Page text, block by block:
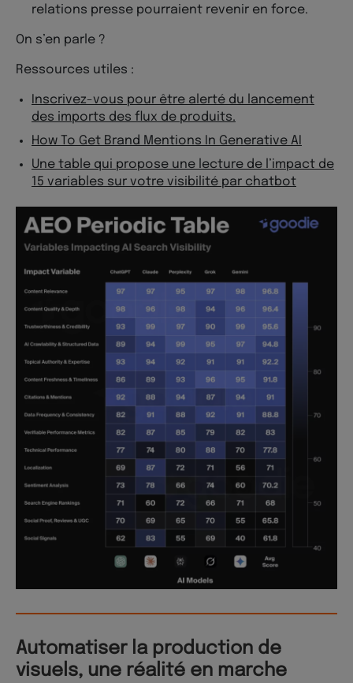
relations presse pourraient revenir en force.
On s’en parle ?
Ressources utiles :
Inscrivez-vous pour être alerté du lancement
des imports des flux de produits.
How To Get Brand Mentions In Generative AI
Une table qui propose une lecture de l’impact de
15 variables sur votre visibilité par chatbot
Automatiser la production de
visuels, une réalité en marche